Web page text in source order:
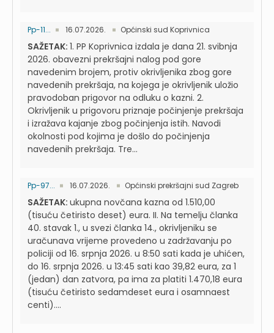
Pp-11... 16.07.2026. Općinski sud Koprivnica
SAŽETAK: 1. PP Koprivnica izdala je dana 21. svibnja
2026. obavezni prekršajni nalog pod gore
navedenim brojem, protiv okrivljenika zbog gore
navedenih prekršaja, na kojega je okrivljenik uložio
pravodoban prigovor na odluku o kazni. 2.
Okrivljenik u prigovoru priznaje počinjenje prekršaja
i izražava kajanje zbog počinjenja istih. Navodi
okolnosti pod kojima je došlo do počinjenja
navedenih prekršaja. Tre...
Pp-97... 16.07.2026. Općinski prekršajni sud Zagreb
SAŽETAK: ukupna novčana kazna od 1.510,00
(tisuću četiristo deset) eura. II. Na temelju članka
40. stavak 1., u svezi članka 14., okrivljeniku se
uračunava vrijeme provedeno u zadržavanju po
policiji od 16. srpnja 2026. u 8:50 sati kada je uhićen,
do 16. srpnja 2026. u 13:45 sati kao 39,82 eura, za 1
(jedan) dan zatvora, pa ima za platiti 1.470,18 eura
(tisuću četiristo sedamdeset eura i osamnaest
centi)....